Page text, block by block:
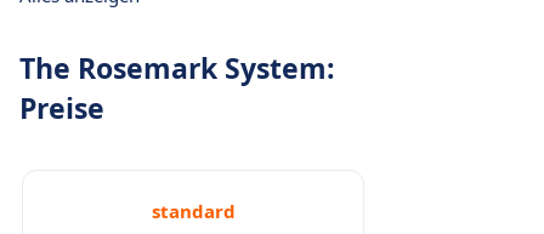
The Rosemark System:
Preise
standard